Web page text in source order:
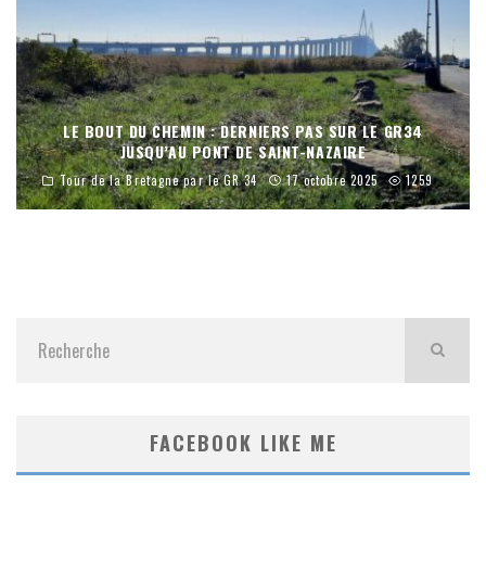
LE BOUT DU CHEMIN : DERNIERS PAS SUR LE GR34
JUSQU’AU PONT DE SAINT-NAZAIRE
Tour de la Bretagne par le GR 34 17 octobre 2025 1259
FACEBOOK LIKE ME